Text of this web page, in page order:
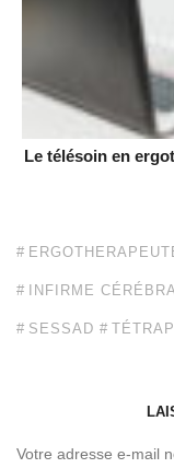
Le télésoin en
INFIRME
SESSAD
Votre adresse e-mail